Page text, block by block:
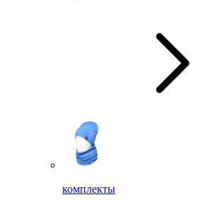
комплекты